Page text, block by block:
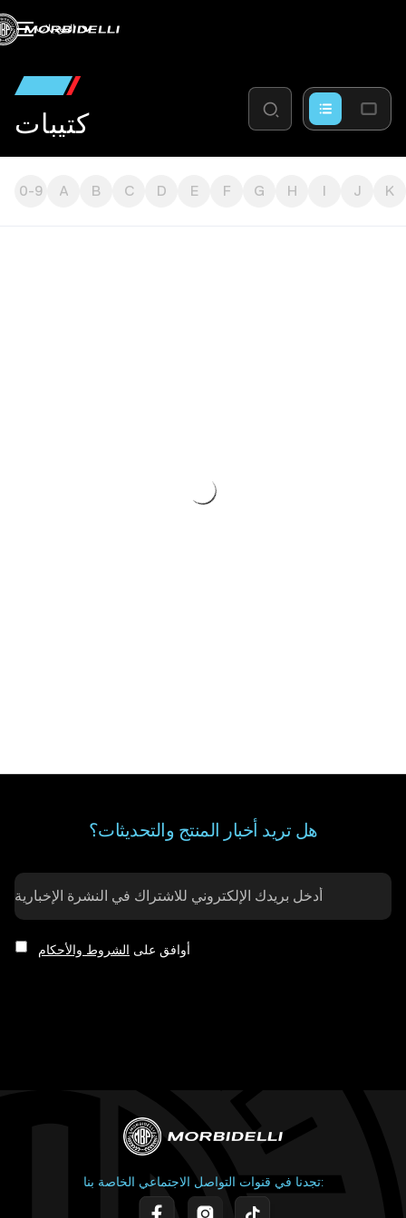
الموديلات
كتيبات
0-9 A B C D E F G H I J K
هل تريد أخبار المنتج والتحديثات؟
أوافق على الشروط والأحكام
تجدنا في قنوات التواصل الاجتماعي الخاصة بنا: